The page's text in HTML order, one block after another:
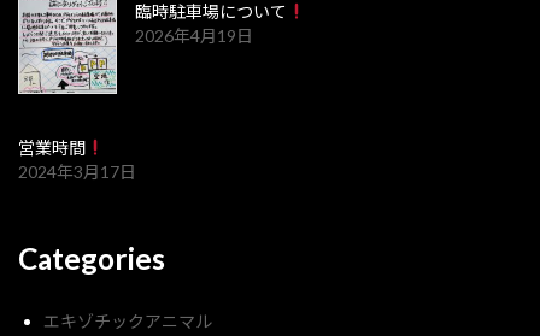
臨時駐車場について
2026年4月19日
営業時間
2024年3月17日
Categories
エキゾチックアニマル